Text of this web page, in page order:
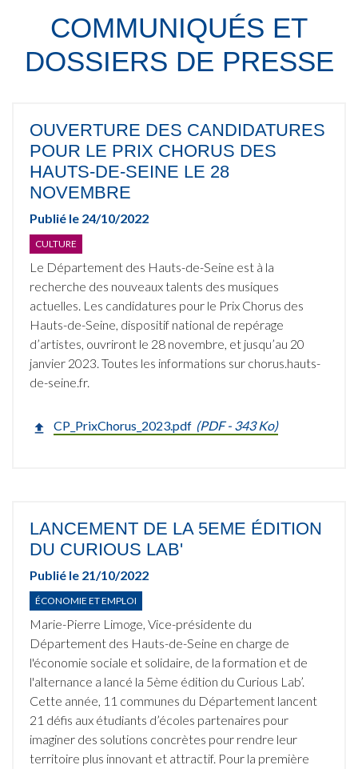
COMMUNIQUÉS ET
DOSSIERS DE PRESSE
OUVERTURE DES CANDIDATURES
POUR LE PRIX CHORUS DES
HAUTS-DE-SEINE LE 28
NOVEMBRE
Publié le 24/10/2022
CULTURE
Le Département des Hauts-de-Seine est à la
recherche des nouveaux talents des musiques
actuelles. Les candidatures pour le Prix Chorus des
Hauts-de-Seine, dispositif national de repérage
d’artistes, ouvriront le 28 novembre, et jusqu’au 20
janvier 2023. Toutes les informations sur chorus.hauts-
de-seine.fr.
CP_PrixChorus_2023.pdf (PDF- 343 Ko)
LANCEMENT DE LA 5EME ÉDITION
DU CURIOUS LAB'
Publié le 21/10/2022
ÉCONOMIE ET EMPLOI
Marie-Pierre Limoge, Vice-présidente du
Département des Hauts-de-Seine en charge de
l'économie sociale et solidaire, de la formation et de
l'alternance a lancé la 5ème édition du Curious Lab’.
Cette année, 11 communes du Département lancent
21 défis aux étudiants d’écoles partenaires pour
imaginer des solutions concrètes pour rendre leur
territoire plus innovant et attractif. Pour la première